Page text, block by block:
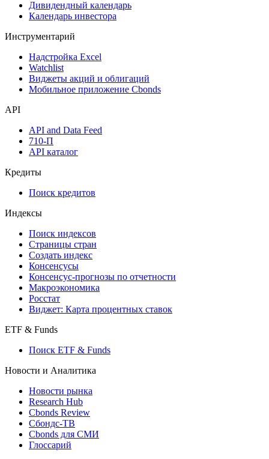
Дивидендный календарь
Календарь инвестора
Инструментарий
Надстройка Excel
Watchlist
Виджеты акций и облигаций
Мобильное приложение Cbonds
API
API and Data Feed
710-П
API каталог
Кредиты
Поиск кредитов
Индексы
Поиск индексов
Страницы стран
Создать индекс
Консенсусы
Консенсус-прогнозы по отчетности
Макроэкономика
Росстат
Виджет: Карта процентных ставок
ETF & Funds
Поиск ETF & Funds
Новости и Аналитика
Новости рынка
Research Hub
Cbonds Review
Сбондс-ТВ
Cbonds для СМИ
Глоссарий